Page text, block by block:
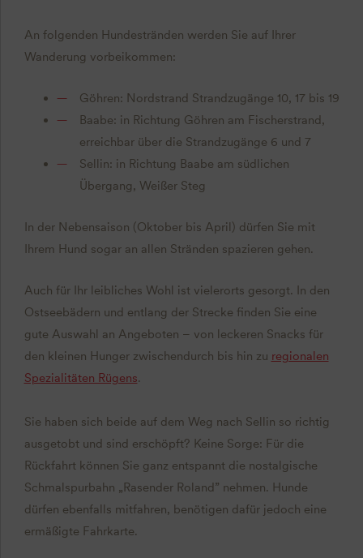
An folgenden Hundestränden werden Sie auf Ihrer
Wanderung vorbeikommen:
Göhren: Nordstrand Strandzugänge 10, 17 bis 19
Baabe: in Richtung Göhren am Fischerstrand,
erreichbar über die Strandzugänge 6 und 7
Sellin: in Richtung Baabe am südlichen
Übergang, Weißer Steg
In der Nebensaison (Oktober bis April) dürfen Sie mit
Ihrem Hund sogar an allen Stränden spazieren gehen.
Auch für Ihr leibliches Wohl ist vielerorts gesorgt. In den
Ostseebädern und entlang der Strecke finden Sie eine
gute Auswahl an Angeboten – von leckeren Snacks für
den kleinen Hunger zwischendurch bis hin zu regionalen
Spezialitäten Rügens.
Sie haben sich beide auf dem Weg nach Sellin so richtig
ausgetobt und sind erschöpft? Keine Sorge: Für die
Rückfahrt können Sie ganz entspannt die nostalgische
Schmalspurbahn „Rasender Roland” nehmen. Hunde
dürfen ebenfalls mitfahren, benötigen dafür jedoch eine
ermäßigte Fahrkarte.